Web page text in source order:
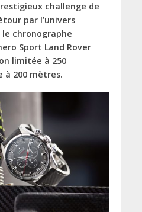
challenge de
par l’univers
chronographe
Sport Land Rover
limitée à 250
à 200 mètres.